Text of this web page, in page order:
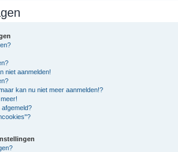
niet aanmelden!
kan nu niet meer aanmelden!?